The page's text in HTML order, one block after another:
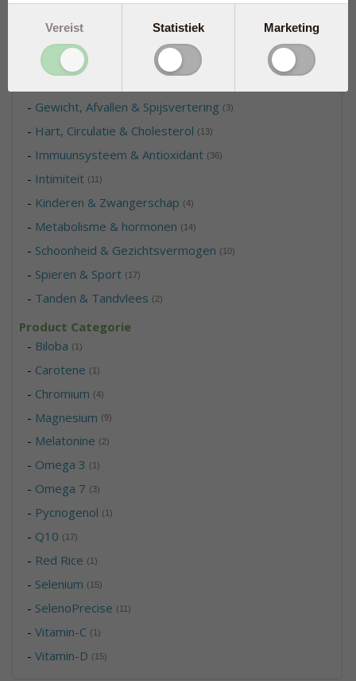
Botten & Gewrichten
Energie, Vermoeidheid & Jetlag
- Gewicht, Afvallen & Spijsvertering (3)
- Hart, Circulatie & Cholesterol (13)
- Immuunsysteem & Antioxidant (36)
- Intimiteit (11)
- Kinderen & Zwangerschap (4)
- Metabolisme & hormonen (14)
- Schoonheid & Gezichtsvermogen (10)
- Spieren & Sport (17)
- Tanden & Tandvlees (2)
Product Categorie
- Biloba (1)
- Carotene (1)
- Chromium (4)
- Magnesium (9)
- Melatonine (2)
- Omega 3 (1)
- Omega 7 (3)
- Pycnogenol (1)
- Q10 (17)
- Red Rice (1)
- Selenium (15)
- SelenoPrecise (11)
-Vitamin-C (1)
-Vitamin-D (15)
Vereist Statistiek Marketing